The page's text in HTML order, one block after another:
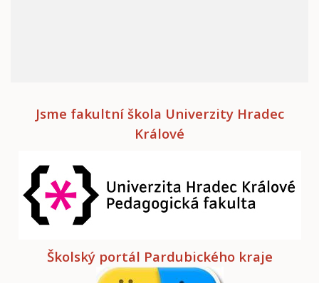
Jsme fakultní škola Univerzity Hradec
Králové
Školský portál Pardubického kraje